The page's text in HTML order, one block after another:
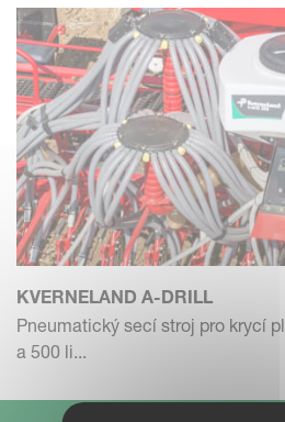
KVERNELAND A-DRILL
Pneumatický secí stroj pro krycí
a 500 li...